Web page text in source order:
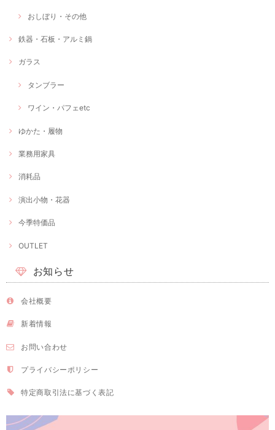
おしぼり・その他
鉄器・石板・アルミ鍋
ガラス
タンブラー
ワイン・パフェetc
ゆかた・履物
業務用家具
消耗品
演出小物・花器
今季特価品
OUTLET
お知らせ
会社概要
新着情報
お問い合わせ
プライバシーポリシー
特定商取引法に基づく表記